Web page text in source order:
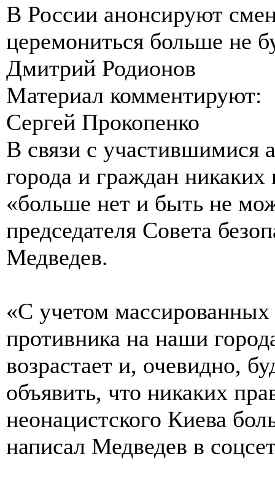
В России анонсируют
церемониться больше не
Дмитрий Родионов
Материал комментируют:
Сергей Прокопенко
В связи с участившимися
города и граждан
«больше нет и быть не
председателя Совета
Медведев.
«С учетом массированных
противника на наши
возрастает и, очевидно,
объявить, что никаких
неонацистского Киева
написал Медведев в